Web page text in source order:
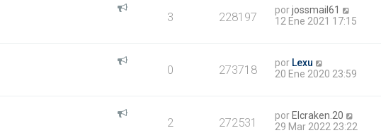
3 228197 porjossmail61
12 Ene 2021 17:15
0 273718 por Lexu
20 Ene 2020 23:59
2 272531 por Elcraken.20
29 Mar 2022 23:22